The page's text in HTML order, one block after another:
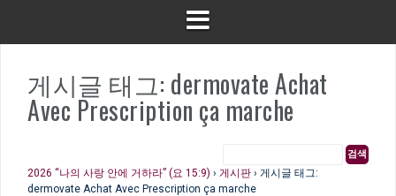
게시글 태그: dermovate Achat
Avec Prescription ça marche
2026 “나의 사랑 안에 거하라” (요 15:9) › 게시판 › 게시글 태그:
dermovate Achat Avec Prescription ça marche